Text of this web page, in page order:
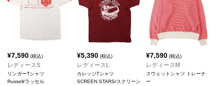
¥7,590 (税込)
レディースS
リンガーTシャツ
Russell/ラッセル
¥5,390(税込)
レディースL
カレッジTシャツ
SCREEN STARS/スクリーン
¥7,590 (税込)
レディースM
スウェットシャツ トレーナ
ー